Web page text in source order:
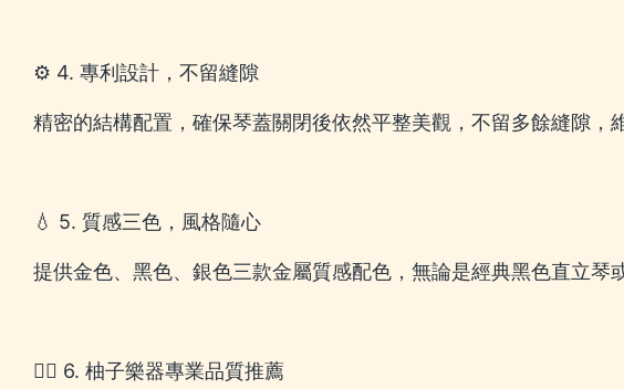
⚙️ 4. 專利設計，不留縫隙
精密的結構配置，確保琴蓋關閉後依然平整美觀，不留多餘縫隙，
💧 5. 質感三色，風格隨心
提供金色、黑色、銀色三款金屬質感配色，無論是經典黑色直立琴
🚶‍♂️ 6. 柚子樂器專業品質推薦